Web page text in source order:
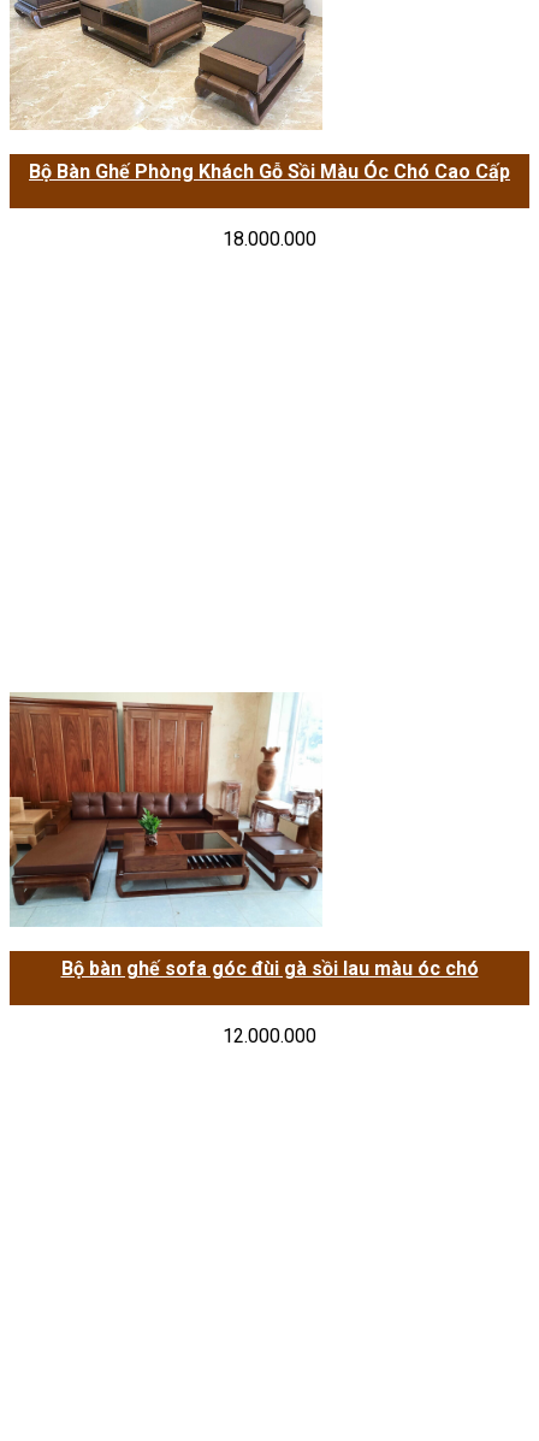
Bộ Bàn Ghế Phòng Khách Gỗ Sồi Màu Óc Chó Cao Cấp
18.000.000
Bộ bàn ghế sofa góc đùi gà sồi lau màu óc chó
12.000.000